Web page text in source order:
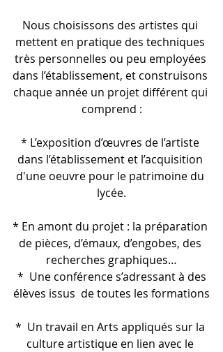
Nous choisissons des artistes qui
mettent en pratique des techniques
très personnelles ou peu employées
dans l’établissement, et construisons
chaque année un projet différent qui
comprend :
* L’exposition d’œuvres de l’artiste
dans l’établissement et l’acquisition
d'une oeuvre pour le patrimoine du
lycée.
* En amont du projet : la préparation
de pièces, d’émaux, d’engobes, des
recherches graphiques…
élèves issus  de toutes les formations
*  Un travail en Arts appliqués sur la
culture artistique en lien avec le